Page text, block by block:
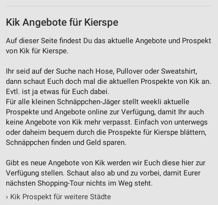
Kik Angebote für Kierspe
Auf dieser Seite findest Du das aktuelle Angebote und Prospekt
von Kik für Kierspe.
Ihr seid auf der Suche nach Hose, Pullover oder Sweatshirt,
dann schaut Euch doch mal die aktuellen Prospekte von Kik an.
Evtl. ist ja etwas für Euch dabei.
Für alle kleinen Schnäppchen-Jäger stellt weekli aktuelle
Prospekte und Angebote online zur Verfügung, damit Ihr auch
keine Angebote von Kik mehr verpasst. Einfach von unterwegs
oder daheim bequem durch die Prospekte für Kierspe blättern,
Schnäppchen finden und Geld sparen.
Gibt es neue Angebote von Kik werden wir Euch diese hier zur
Verfügung stellen. Schaut also ab und zu vorbei, damit Eurer
nächsten Shopping-Tour nichts im Weg steht.
› Kik Prospekt für weitere Städte
Informationen identifizieren
Nicht-IAB-Verarbeitungszwecke:
Notwendig
Performance
Funktional
Werbung